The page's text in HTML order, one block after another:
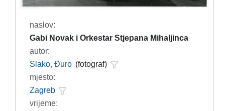
naslov:
Gabi Novak i Orkestar Stjepana Mihaljinca
autor:
Slako, Đuro (fotograf)
mjesto:
Zagreb
vrijeme: